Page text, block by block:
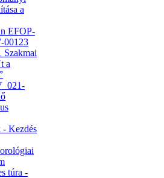
a
EFOP-
00123
Szakmai
a
- Kezdés
túra -